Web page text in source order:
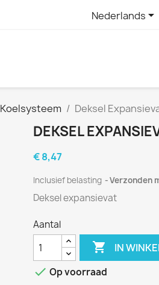
Nederlands
Koelsysteem Deksel
DEKSEL
€ 8,47
Inclusief belasting Verzonden
Deksel expansievat
Aantal
 IN
 Op voorraad